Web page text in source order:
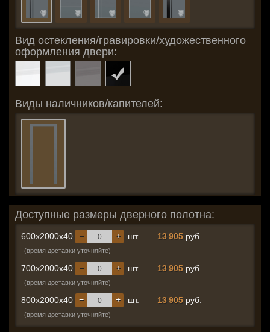
Вид остекления/гравировки/художественного
оформления двери:
Виды наличников/капителей:
Доступные размеры дверного полотна:
600x2000x40 +
− шт. — 13 905 руб.
(время доставки уточняйте)
700x2000x40 +
− шт. — 13 905 руб.
(время доставки уточняйте)
800x2000x40 +
− шт. — 13 905 руб.
(время доставки уточняйте)